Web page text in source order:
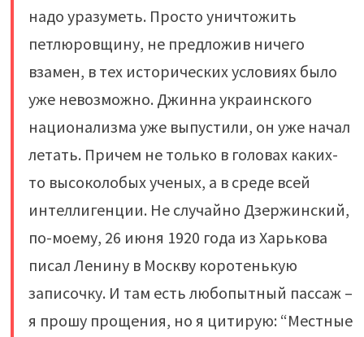
надо уразуметь. Просто уничтожить
петлюровщину, не предложив ничего
взамен, в тех исторических условиях было
уже невозможно. Джинна украинского
национализма уже выпустили, он уже начал
летать. Причем не только в головах каких-
то высоколобых ученых, а в среде всей
интеллигенции. Не случайно Дзержинский,
по-моему, 26 июня 1920 года из Харькова
писал Ленину в Москву коротенькую
записочку. И там есть любопытный пассаж –
я прошу прощения, но я цитирую: “Местные